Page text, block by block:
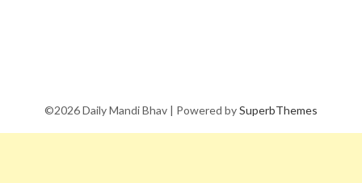
©2026 Daily Mandi Bhav | Powered bySuperbThemes